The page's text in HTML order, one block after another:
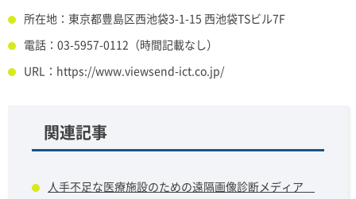
所在地：東京都豊島区西池袋3-1-15 西池袋TSビル7F
電話：03-5957-0112（時間記載なし）
URL：https://www.viewsend-ict.co.jp/
関連記事
人手不足な医療施設のための遠隔画像診断メディア